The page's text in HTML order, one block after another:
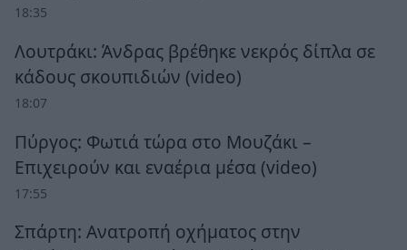
18:35
Λουτράκι: Άνδρας βρέθηκε νεκρός δίπλα σε
κάδους σκουπιδιών (video)
18:07
Πύργος: Φωτιά τώρα στο Μουζάκι –
Επιχειρούν και εναέρια μέσα (video)
17:55
Σπάρτη: Ανατροπή οχήματος στην